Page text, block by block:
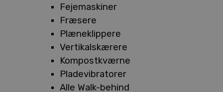
Fejemaskiner
Fræsere
Plæneklippere
Vertikalskærere
Kompostkværne
Pladevibratorer
Alle Walk-behind